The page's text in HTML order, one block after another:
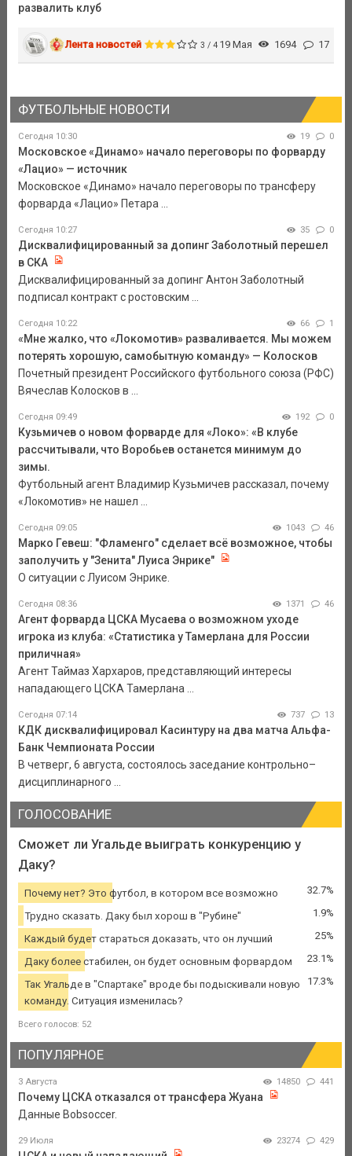
развалить клуб
Лента новостей 3 / 4 19 Мая 1694 17
ФУТБОЛЬНЫЕ НОВОСТИ
Сегодня 10:30 19 0
Московское «Динамо» начало переговоры по форварду
«Лацио» — источник
Московское «Динамо» начало переговоры по трансферу
форварда «Лацио» Петара ...
Сегодня 10:27 35 0
Дисквалифицированный за допинг Заболотный перешел
в СКА
Дисквалифицированный за допинг Антон Заболотный
подписал контракт с ростовским ...
Сегодня 10:22 66 1
«Мне жалко, что «Локомотив» разваливается. Мы можем
потерять хорошую, самобытную команду» — Колосков
Почетный президент Российского футбольного союза (РФС)
Вячеслав Колосков в ...
Сегодня 09:49 192 0
Кузьмичев о новом форварде для «Локо»: «В клубе
рассчитывали, что Воробьев останется минимум до
зимы.
Футбольный агент Владимир Кузьмичев рассказал, почему
«Локомотив» не нашел ...
Сегодня 09:05 1043 46
Марко Гевеш: "Фламенго" сделает всё возможное, чтобы
заполучить у "Зенита" Луиса Энрике"
О ситуации с Луисом Энрике.
Сегодня 08:36 1371 46
Агент форварда ЦСКА Мусаева о возможном уходе
игрока из клуба: «Статистика у Тамерлана для России
приличная»
Агент Таймаз Хархаров, представляющий интересы
нападающего ЦСКА Тамерлана ...
Сегодня 07:14 737 13
КДК дисквалифицировал Касинтуру на два матча Альфа-
Банк Чемпионата России
В четверг, 6 августа, состоялось заседание контрольно–
дисциплинарного ...
ГОЛОСОВАНИЕ
Сможет ли Угальде выиграть конкуренцию у
Даку?
Почему нет? Это футбол, в котором все возможно 32.7%
Трудно сказать. Даку был хорош в "Рубине" 1.9%
Каждый будет стараться доказать, что он лучший 25%
Даку более стабилен, он будет основным форвардом 23.1%
Так Угальде в "Спартаке" вроде бы подыскивали новую
команду. Ситуация изменилась?
17.3%
Всего голосов: 52
ПОПУЛЯРНОЕ
3 Августа 14850 441
Почему ЦСКА отказался от трансфера Жуана
Данные Bobsoccer.
29 Июля 23274 429